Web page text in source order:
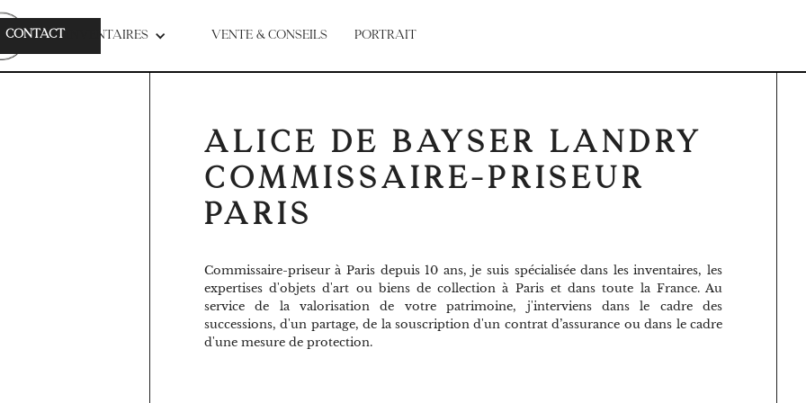
INVENTAIRES VENTE & CONSEILS PORTRAIT
CONTACT
ALICE DE BAYSER LANDRY
COMMISSAIRE-PRISEUR
PARIS
Commissaire-priseur à Paris depuis 10 ans, je suis spécialisée dans les inventaires, les
expertises d'objets d'art ou biens de collection à Paris et dans toute la France. Au
service de la valorisation de votre patrimoine, j'interviens dans le cadre des
successions, d'un partage, de la souscription d'un contrat d’assurance ou dans le cadre
d'une mesure de protection.